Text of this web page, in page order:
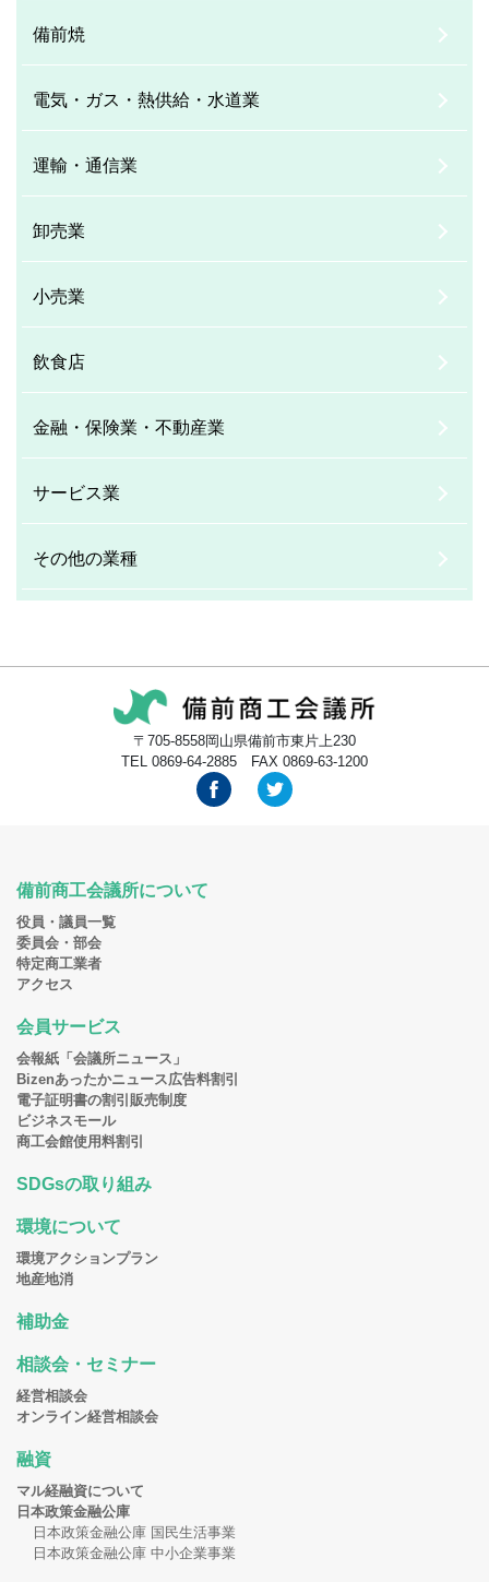
備前焼
電気・ガス・熱供給・水道業
運輸・通信業
卸売業
小売業
飲食店
金融・保険業・不動産業
サービス業
その他の業種
〒705-8558岡山県備前市東片上230
TEL 0869-64-2885 FAX 0869-63-1200
備前商工会議所について
役員・議員一覧
委員会・部会
特定商工業者
アクセス
会員サービス
会報紙「会議所ニュース」
Bizenあったかニュース広告料割引
電子証明書の割引販売制度
ビジネスモール
商工会館使用料割引
SDGsの取り組み
環境について
環境アクションプラン
地産地消
補助金
相談会・セミナー
経営相談会
オンライン経営相談会
融資
マル経融資について
日本政策金融公庫
日本政策金融公庫 国民生活事業
日本政策金融公庫 中小企業事業